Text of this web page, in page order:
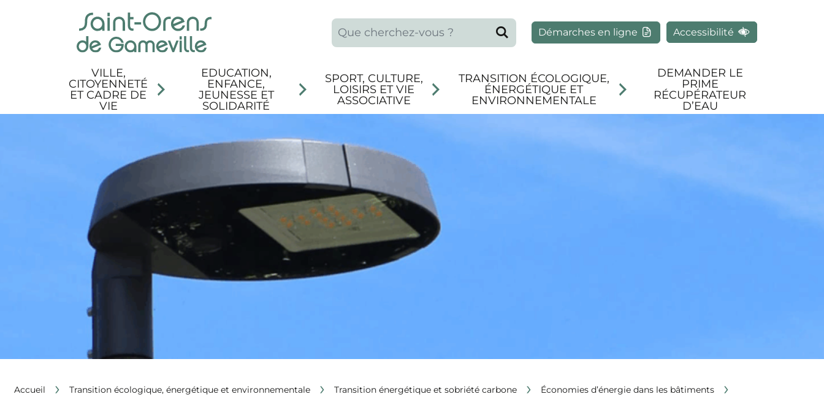
Que recherchez-vous ?
Rechercher
Démarches en ligne Accessibilité
VILLE,
CITOYENNETÉ
ET CADRE DE
VIE
EDUCATION,
ENFANCE,
JEUNESSE ET
SOLIDARITÉ
SPORT, CULTURE,
LOISIRS ET VIE
ASSOCIATIVE
TRANSITION ÉCOLOGIQUE,
ÉNERGÉTIQUE ET
ENVIRONNEMENTALE
DEMANDER LE
PRIME
RÉCUPÉRATEUR
D’EAU
Accueil › Transition écologique, énergétique et environnementale › Transition énergétique et sobriété carbone › Économies d’énergie dans les bâtiments ›